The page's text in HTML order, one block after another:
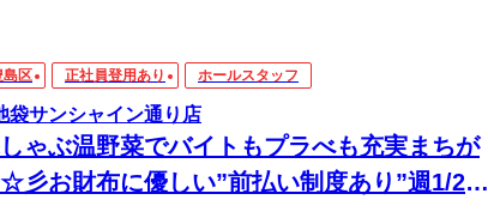
島区 正社員登用あり ホールスタッフ
袋サンシャイン通り店
ゃぶ温野菜でバイトもプラべも充実まちが
彡お財布に優しい”前払い制度あり”週1/2日